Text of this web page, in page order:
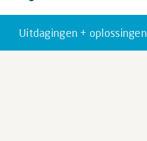
Uitdagingen + oplossingen